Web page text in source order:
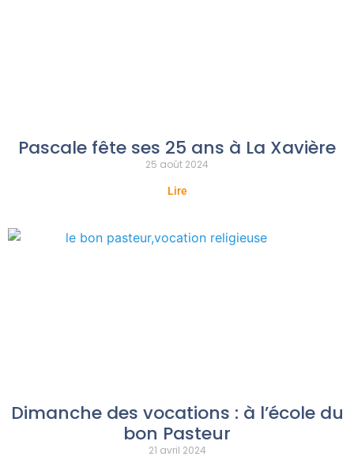
Pascale fête ses 25 ans à La Xavière
25 août 2024
Lire
Dimanche des vocations : à l’école du
bon Pasteur
21 avril 2024